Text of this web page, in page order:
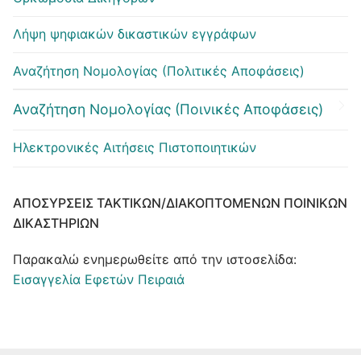
Λήψη ψηφιακών δικαστικών εγγράφων
Αναζήτηση Νομολογίας (Πολιτικές Αποφάσεις)
Αναζήτηση Νομολογίας (Ποινικές Αποφάσεις)
Ηλεκτρονικές Αιτήσεις Πιστοποιητικών
ΑΠΟΣΎΡΣΕΙΣ ΤΑΚΤΙΚΏΝ/ΔΙΑΚΟΠΤΌΜΕΝΩΝ ΠΟΙΝΙΚΏΝ
ΔΙΚΑΣΤΗΡΊΩΝ
Παρακαλώ ενημερωθείτε από την ιστοσελίδα:
Εισαγγελία Εφετών Πειραιά